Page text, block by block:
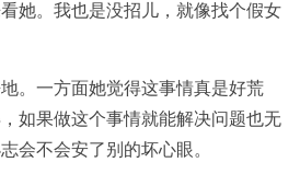
她。我也是没招儿，就像找个假女
。一方面她觉得这事情真是好荒
如果做这个事情就能解决问题也无
会不会安了别的坏心眼。